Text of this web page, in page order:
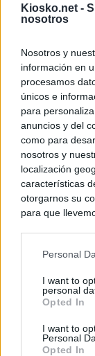
Kiosko.net -
nosotros
Nosotros y
información en
procesamos
únicos e
para
anuncios y del
como para
nosotros y
localización
características
otorgarnos su
para que
negar su
de su
rechazar tal
cualquier
visitando
Personal
I want to
personal
Opted In
I want to
Personal
Opted In